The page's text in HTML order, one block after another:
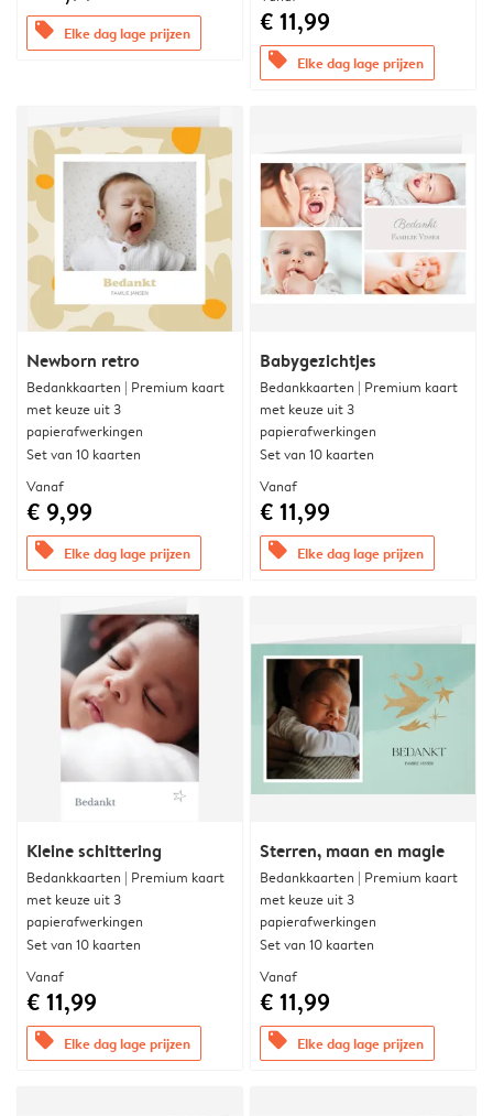
offers Elke dag lage prijzen € 11,99
offers Elke dag lage prijzen
Newborn retro
Bedankkaarten | Premium kaart
met keuze uit 3
papierafwerkingen
Set van 10 kaarten
Vanaf
€ 9,99
offers Elke dag lage prijzen
Babygezichtjes
Bedankkaarten | Premium kaart
met keuze uit 3
papierafwerkingen
Set van 10 kaarten
Vanaf
€ 11,99
offers Elke dag lage prijzen
Kleine schittering
Bedankkaarten | Premium kaart
met keuze uit 3
papierafwerkingen
Set van 10 kaarten
Vanaf
€ 11,99
offers Elke dag lage prijzen
Sterren, maan en magie
Bedankkaarten | Premium kaart
met keuze uit 3
papierafwerkingen
Set van 10 kaarten
Vanaf
€ 11,99
offers Elke dag lage prijzen